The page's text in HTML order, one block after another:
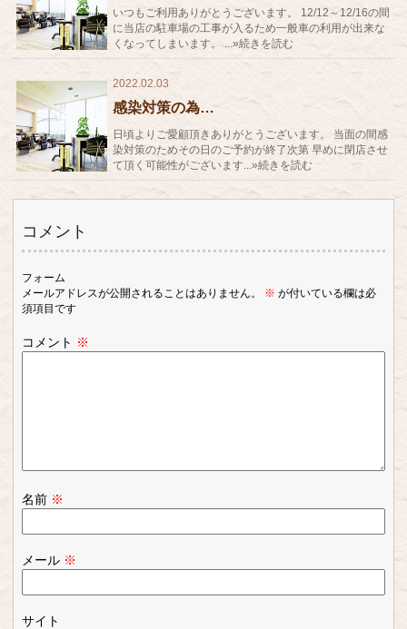
いつもご利用ありがとうございます。 12/12～12/16の間
に当店の駐車場の工事が入るため一般車の利用が出来な
くなってしまいます。 ...»続きを読む
2022.02.03
感染対策の為…
日頃よりご愛顧頂きありがとうございます。 当面の間感
染対策のためその日のご予約が終了次第 早めに閉店させ
て頂く可能性がございます...»続きを読む
コメント
フォーム
メールアドレスが公開されることはありません。
※ が付いている欄は必
須項目です
コメント ※
名前 ※
メール ※
サイト